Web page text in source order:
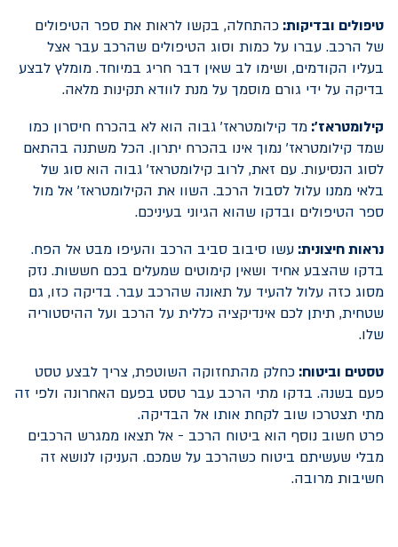
טיפולים ובדיקות: כהתחלה, בקשו לראות את ספר הטיפולים
של הרכב. עברו על כמות וסוג הטיפולים שהרכב עבר אצל
בעליו הקודמים, ושימו לב שאין דבר חריג במיוחד. מומלץ לבצע
בדיקה על ידי גורם מוסמך על מנת לוודא תקינות מלאה.
קילומטראז': מד קילומטראז' גבוה הוא לא בהכרח חיסרון כמו
שמד קילומטראז' נמוך אינו בהכרח יתרון. הכל משתנה בהתאם
לסוג הנסיעות. עם זאת, לרוב קילומטראז' גבוה הוא סוג של
בלאי ממנו עלול לסבול הרכב. השוו את הקילומטראז' אל מול
ספר הטיפולים ובדקו שהוא הגיוני בעיניכם.
נראות חיצונית: עשו סיבוב סביב הרכב והעיפו מבט אל הפח.
בדקו שהצבע אחיד ושאין קימוטים שמעלים בכם חששות. נזק
מסוג כזה עלול להעיד על תאונה שהרכב עבר. בדיקה כזו, גם
שטחית, תיתן לכם אינדיקציה כללית על הרכב ועל ההיסטוריה
שלו.
טסטים וביטוח: כחלק מהתחזוקה השוטפת, צריך לבצע טסט
פעם בשנה. בדקו מתי הרכב עבר טסט בפעם האחרונה ולפי זה
מתי תצטרכו שוב לקחת אותו אל הבדיקה.
פרט חשוב נוסף הוא ביטוח הרכב - אל תצאו ממגרש הרכבים
מבלי שעשיתם ביטוח כשהרכב על שמכם. העניקו לנושא זה
חשיבות מרובה.